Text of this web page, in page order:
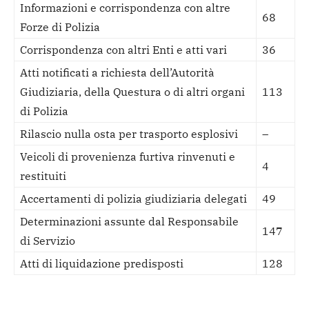
Informazioni e corrispondenza con altre
Forze di Polizia
68
Corrispondenza con altri Enti e atti vari
36
Atti notificati a richiesta dell’Autorità
Giudiziaria, della Questura o di altri organi
di Polizia
113
Rilascio nulla osta per trasporto esplosivi
–
Veicoli di provenienza furtiva rinvenuti e
restituiti
4
Accertamenti di polizia giudiziaria delegati
49
Determinazioni assunte dal Responsabile
di Servizio
147
Atti di liquidazione predisposti 128